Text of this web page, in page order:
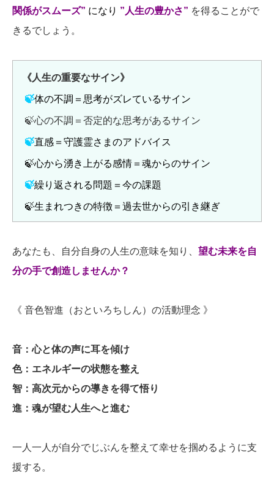
関係がスムーズ” になり ”人生の豊かさ” を得ることがで
きるでしょう。
《人生の重要なサイン》
🍃体の不調＝思考がズレているサイン
🍃心の不調＝否定的な思考があるサイン
🍃直感＝守護霊さまのアドバイス
🍃心から湧き上がる感情＝魂からのサイン
🍃繰り返される問題＝今の課題
🍃生まれつきの特徴＝過去世からの引き継ぎ
あなたも、自分自身の人生の意味を知り、 望む未来を自
分の手で創造しませんか？
《 音色智進（おといろちしん）の活動理念 》
音：心と体の声に耳を傾け
色：エネルギーの状態を整え
智：高次元からの導きを得て悟り
進：魂が望む人生へと進む
一人一人が自分でじぶんを整えて幸せを掴めるように支
援する。